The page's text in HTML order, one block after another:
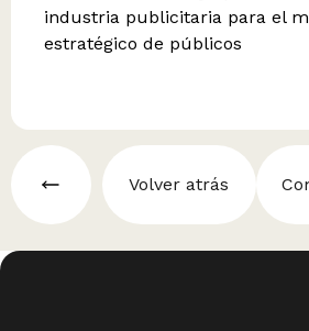
industria publicitaria para el
estratégico de públicos
Volver atrás